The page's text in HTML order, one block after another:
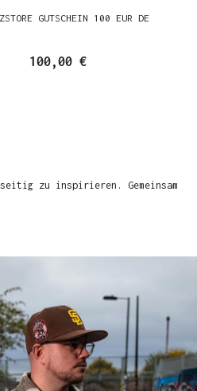
GUTSCHEIN 100 EUR DE
100,00 €
zu inspirieren. Gemeinsam